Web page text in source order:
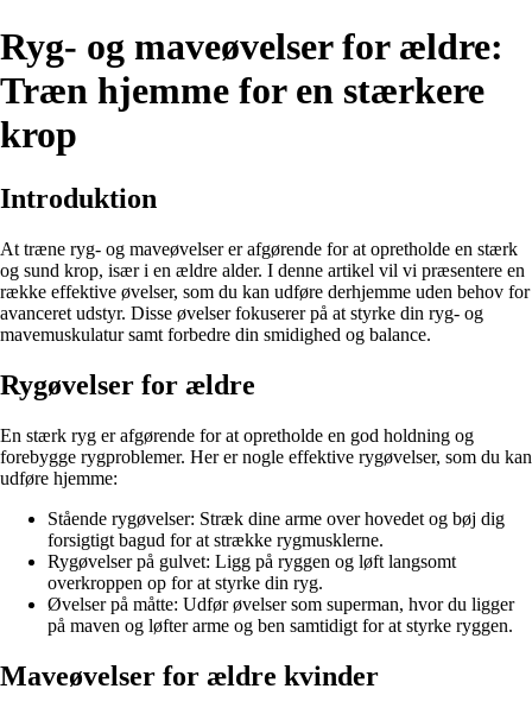
Ryg- og maveøvelser for ældre:
Træn hjemme for en stærkere
krop
Introduktion
At træne ryg- og maveøvelser er afgørende for at opretholde en stærk
og sund krop, især i en ældre alder. I denne artikel vil vi præsentere en
række effektive øvelser, som du kan udføre derhjemme uden behov for
avanceret udstyr. Disse øvelser fokuserer på at styrke din ryg- og
mavemuskulatur samt forbedre din smidighed og balance.
Rygøvelser for ældre
En stærk ryg er afgørende for at opretholde en god holdning og
forebygge rygproblemer. Her er nogle effektive rygøvelser, som du kan
udføre hjemme:
Stående rygøvelser: Stræk dine arme over hovedet og bøj dig
forsigtigt bagud for at strække rygmusklerne.
Rygøvelser på gulvet: Ligg på ryggen og løft langsomt
overkroppen op for at styrke din ryg.
Øvelser på måtte: Udfør øvelser som superman, hvor du ligger
på maven og løfter arme og ben samtidigt for at styrke ryggen.
Maveøvelser for ældre kvinder